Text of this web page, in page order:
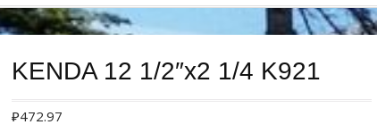
KENDA 12 1/2″х2 1/4 K921
₽472.97